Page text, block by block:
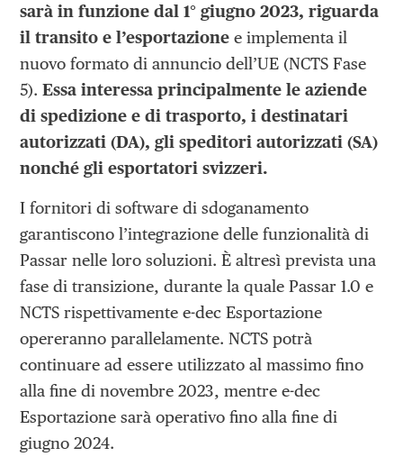
sarà in funzione dal 1° giugno 2023, riguarda
il transito e l’esportazione e implementa il
nuovo formato di annuncio dell’UE (NCTS Fase
5).Essa interessa principalmente le aziende
di spedizione e di trasporto, i destinatari
autorizzati (DA), gli speditori autorizzati (SA)
nonché gli esportatori svizzeri.
I fornitori di software di sdoganamento
garantiscono l’integrazione delle funzionalità di
Passar nelle loro soluzioni. È altresì prevista una
fase di transizione, durante la quale Passar 1.0 e
NCTS rispettivamente e-dec Esportazione
opereranno parallelamente. NCTS potrà
continuare ad essere utilizzato al massimo fino
alla fine di novembre 2023, mentre e-dec
Esportazione sarà operativo fino alla fine di
giugno 2024.